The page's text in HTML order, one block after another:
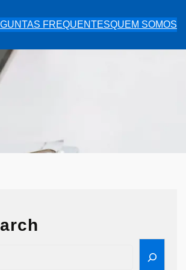
FREQUENTESQUEM SOMOS